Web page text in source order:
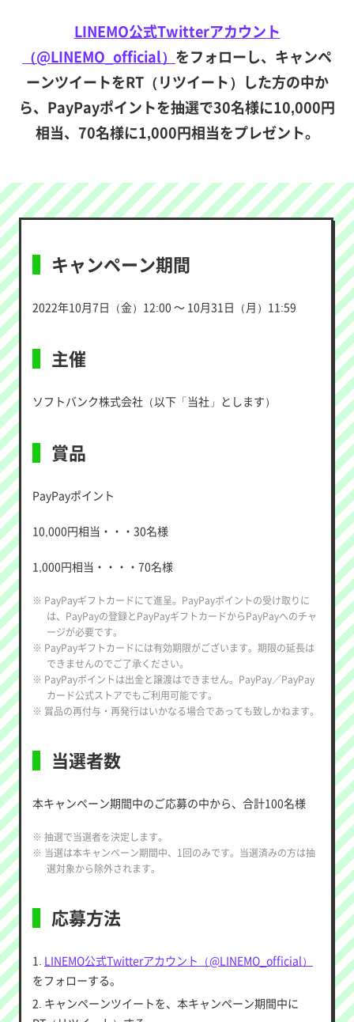
LINEMO公式Twitterアカウント
（@LINEMO_official） をフォローし、キャンペ
ーンツイートをRT（リツイート）した方の中か
ら、PayPayポイントを抽選で30名様に10,000円
相当、70名様に1,000円相当をプレゼント。
キャンペーン期間
2022年10月7日（金）12:00 ～ 10月31日（月）11:59
主催
ソフトバンク株式会社（以下「当社」とします）
賞品
PayPayポイント
10,000円相当・・・30名様
1,000円相当・・・・70名様
※ PayPayギフトカードにて進呈。PayPayポイントの受け取りに
は、PayPayの登録とPayPayギフトカードからPayPayへのチャ
ージが必要です。
※ PayPayギフトカードには有効期限がございます。期限の延長は
できませんのでご了承ください。
※ PayPayポイントは出金と譲渡はできません。PayPay／PayPay
カード公式ストアでもご利用可能です。
※ 賞品の再付与・再発行はいかなる場合であっても致しかねます。
当選者数
本キャンペーン期間中のご応募の中から、合計100名様
※ 抽選で当選者を決定します。
※ 当選は本キャンペーン期間中、1回のみです。当選済みの方は抽
選対象から除外されます。
応募方法
1. LINEMO公式Twitterアカウント（@LINEMO_official）
をフォローする。
2. キャンペーンツイートを、本キャンペーン期間中に